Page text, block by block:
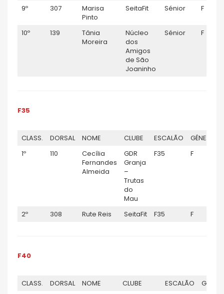
9º 307
Marisa
Pinto
SeitaFit Sénior F
10º 139
Tânia
Moreira
Núcleo
dos
Amigos
de São
Joaninho
Sénior F
F35
CLASS. DORSAL NOME CLUBE ESCALÃO GÉNERO
1º
110
Cecília
Fernandes
Almeida
GDR
Granja
–
Trutas
do
Mau
F35 F
2º 308 Rute Reis SeitaFit F35 F
F40
CLASS. DORSAL NOME CLUBE ESCALÃO